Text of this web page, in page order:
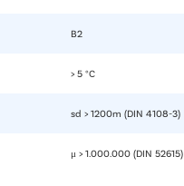
B2
> 5 °C
sd > 1200m (DIN 4108-3)
μ > 1.000.000 (DIN 52615)